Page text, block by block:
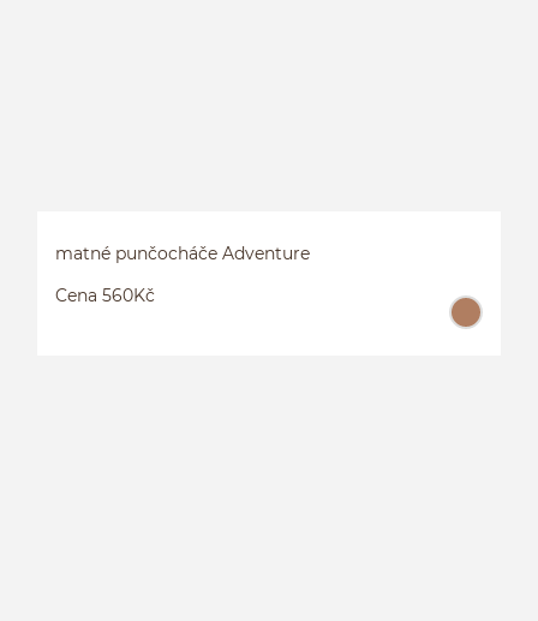
matné punčocháče Adventure
Cena 560Kč